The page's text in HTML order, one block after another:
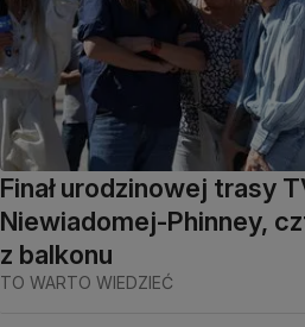
Finał urodzinowej trasy
Niewiadomej-Phinney,
z balkonu
TO WARTO WIEDZIEĆ